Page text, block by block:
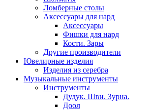
Ломберные столы
Аксессуары для нард
Аксессуары
Фишки для нард
Кости. Зары
Другие производители
Ювелирные изделия
Изделия из серебра
Музыкальные инструменты
Инструменты
Дудук. Шви. Зурна.
Доол